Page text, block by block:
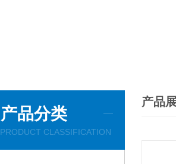
产品分类
PRODUCT CLASSIFICATION
产品